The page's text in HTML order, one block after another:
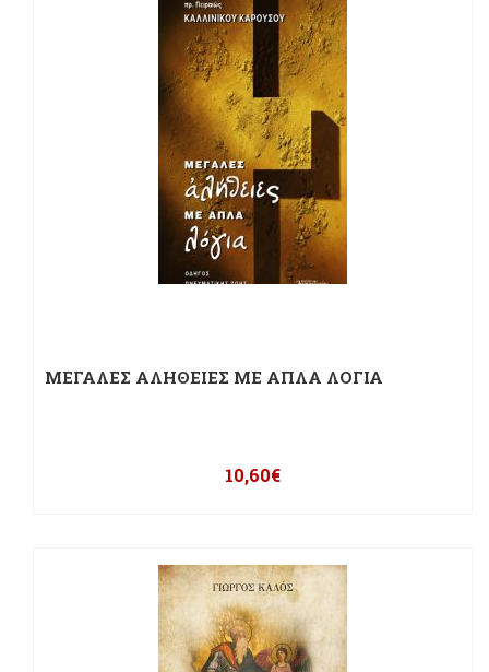
ΜΕΓΑΛΕΣ ΑΛΗΘΕΙΕΣ ΜΕ ΑΠΛΑ ΛΟΓΙΑ
10,60€